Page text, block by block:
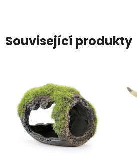
Související produkty